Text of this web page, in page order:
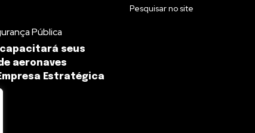
Pública
capacitará seus
aeronaves
Estratégica
Pesquisar no site